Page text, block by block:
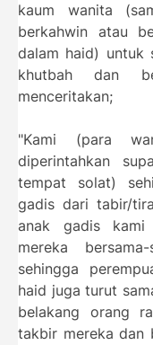
kaum wanita
berkahwin atau
dalam haid) untuk
khutbah dan
menceritakan;
"Kami (para
diperintahkan
tempat solat)
gadis dari tabir/
anak gadis kami
mereka
sehingga
haid juga turut
belakang orang
takbir mereka dan